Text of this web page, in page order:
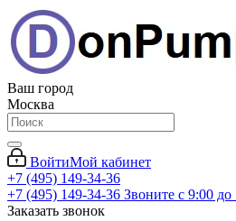
Ваш город
Москва
ВойтиМой кабинет
+7 (495) 149-34-36
+7 (495) 149-34-36 Звоните с 9:00 до
Заказать звонок